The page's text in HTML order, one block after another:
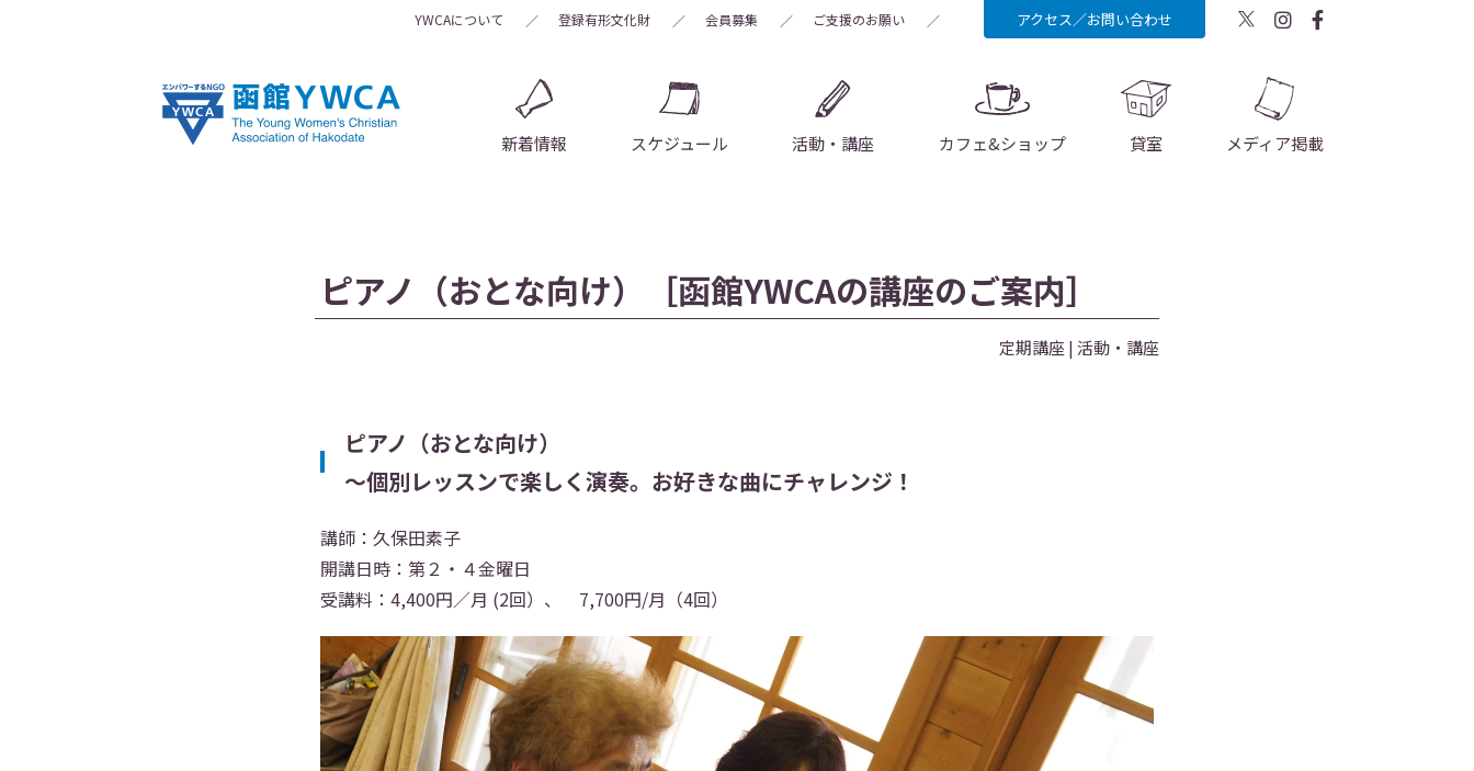
YWCAについて 登録有形文化財 会員募集 ご支援のお願い アクセス／お問い合わせ
新着情報 スケジュール 活動・講座 カフェ&ショップ 貸室 メディア掲載
ピアノ（おとな向け）［函館YWCAの講座のご案内］
定期講座 活動・講座
ピアノ（おとな向け）
〜個別レッスンで楽しく演奏。お好きな曲にチャレンジ！
講師：久保田素子
開講日時：第２・４金曜日
受講料：4,400円／月 (2回）、 7,700円/月（4回）